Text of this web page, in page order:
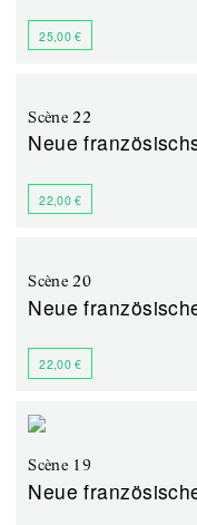
25,00 €
Scène 22
Neue
22,00 €
Scène 20
Neue
22,00 €
Scène 19
Neue